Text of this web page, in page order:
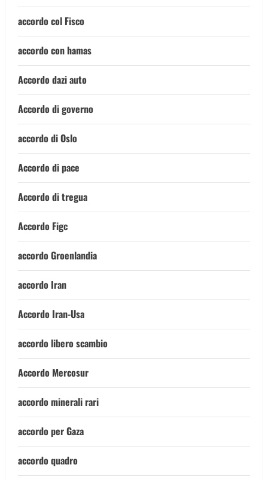
accordo col Fisco
accordo con hamas
Accordo dazi auto
Accordo di governo
accordo di Oslo
Accordo di pace
Accordo di tregua
Accordo Figc
accordo Groenlandia
accordo Iran
Accordo Iran-Usa
accordo libero scambio
Accordo Mercosur
accordo minerali rari
accordo per Gaza
accordo quadro